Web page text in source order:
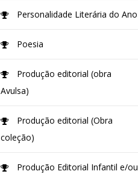
Personalidade Literária do Ano
Poesia
Produção editorial (obra
Avulsa)
Produção editorial (Obra
coleção)
Produção Editorial Infantil e/ou